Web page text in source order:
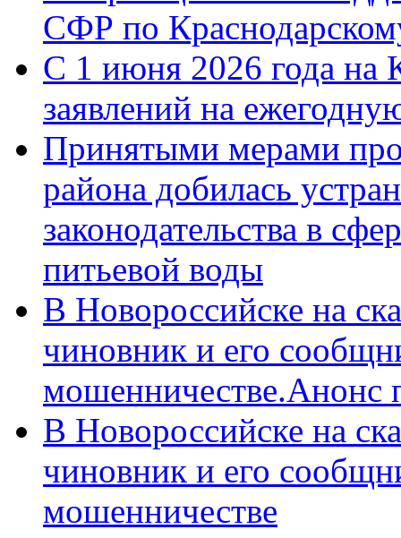
СФР по
С 1 июня 2026 года на
заявлений на
Принятыми мерами
района добилась
законодательства в
питьевой воды
В Новороссийске на
чиновник и его
мошенничестве.Анонс
В Новороссийске на
чиновник и его
мошенничестве